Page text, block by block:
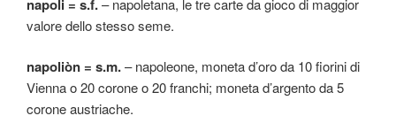
napoli = s.f.
valore dello stesso seme.
napoliòn = s.m.– napoleone, moneta d’oro da 10 fiorini di
Vienna o 20 corone o 20 franchi; moneta d’argento da 5
corone austriache.